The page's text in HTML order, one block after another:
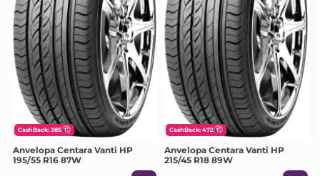
CashBack: 385
Anvelopa Centara Vanti HP
195/55 R16 87W
CashBack: 472
Anvelopa Centara Vanti HP
215/45 R18 89W